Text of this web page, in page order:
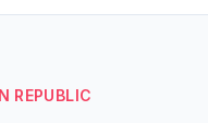
REPUBLIC